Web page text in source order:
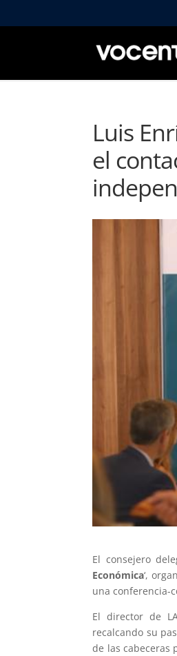
Luis
el
El consejero
Económica‘,
una conferencia-
El director de
recalcando su
de las cabeceras